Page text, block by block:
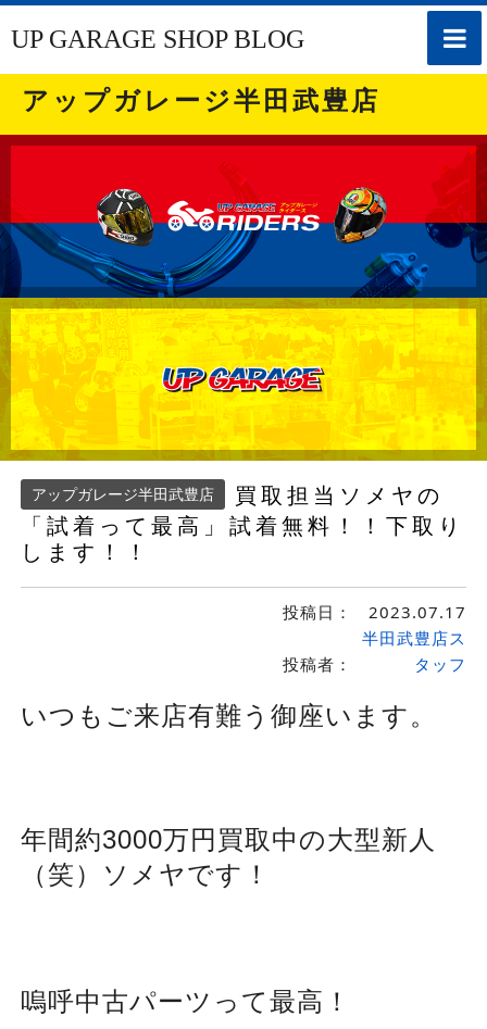
toggle
UP GARAGE SHOP BLOG
アップガレージ半田武豊店
アップガレージ半田武豊店
買取担当ソメヤの
「試着って最高」試着無料！！下取り
します！！
投稿日： 2023.07.17
投稿者：
半田武豊店ス
タッフ
いつもご来店有難う御座います。
年間約3000万円買取中の大型新人
（笑）ソメヤです！
嗚呼中古パーツって最高！